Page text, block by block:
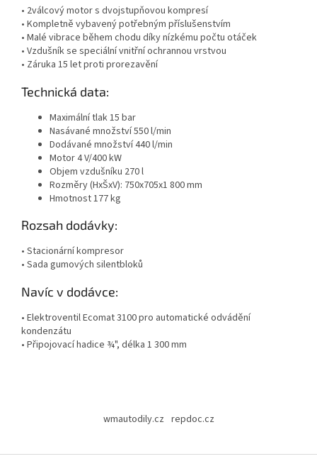
• 2válcový motor s dvojstupňovou kompresí
• Kompletně vybavený potřebným příslušenstvím
• Malé vibrace během chodu díky nízkému počtu otáček
• Vzdušník se speciální vnitřní ochrannou vrstvou
• Záruka 15 let proti prorezavění
Technická data:
Maximální tlak 15 bar
Nasávané množství 550 l/min
Dodávané množství 440 l/min
Motor 4 V/400 kW
Objem vzdušníku 270 l
Rozměry (HxŠxV): 750x705x1 800 mm
Hmotnost 177 kg
Rozsah dodávky:
• Stacionární kompresor
• Sada gumových silentbloků
Navíc v dodávce:
• Elektroventil Ecomat 3100 pro automatické odvádění
kondenzátu
• Připojovací hadice ¾", délka 1 300 mm
wmautodily.cz repdoc.cz